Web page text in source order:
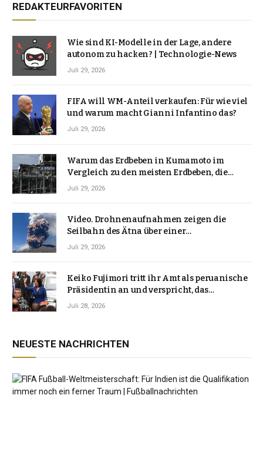
REDAKTEURFAVORITEN
Wie sind KI-Modelle in der Lage, andere
autonom zu hacken? | Technologie-News
Juli 29, 2026
FIFA will WM-Anteil verkaufen: Für wie viel
und warum macht Gianni Infantino das?
Juli 29, 2026
Warum das Erdbeben in Kumamoto im
Vergleich zu den meisten Erdbeben, die
Japan erschütterten, ungewöhnlich ist
Juli 29, 2026
Video. Drohnenaufnahmen zeigen die
Seilbahn des Ätna über einer
Vulkanlandschaft
Juli 29, 2026
Keiko Fujimori tritt ihr Amt als peruanische
Präsidentin an und verspricht, das
Jahrzehnt der Instabilität zu beenden
Juli 28, 2026
NEUESTE NACHRICHTEN